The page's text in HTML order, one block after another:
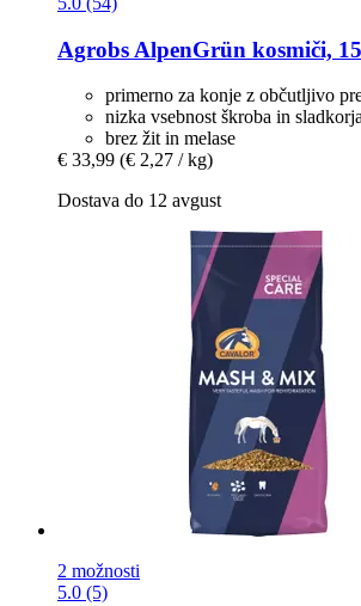
Agrobs AlpenGrün kosmiči,
primerno za konje z občutljivo
nizka vsebnost škroba in
brez žit in melase
€ 33,99 (€ 2,27 / kg)
Dostava do 12 avgust
2 možnosti
5.0 (5)